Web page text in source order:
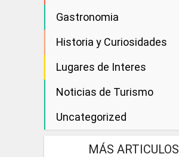
Gastronomia
Historia y Curiosidades
Lugares de Interes
Noticias de Turismo
Uncategorized
MÁS ARTICULOS